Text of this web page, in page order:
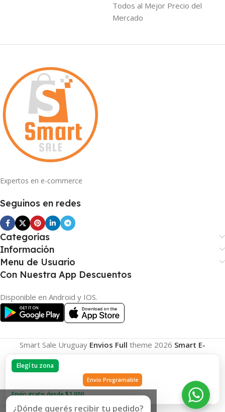
Elegí tu zona
Envio Programable
Envío gratis desde $2.000
Todos al Mejor Precio del
Mercado
Expertos en e-commerce
Seguinos en redes
Categorías
Información
Menu de Usuario
Con Nuestra App Descuentos
Disponible en Android y IOS.
Smart Sale Uruguay Envios Full theme 2026 Smart E-
Commerce.
¿Dónde querés recibir tu pedido?